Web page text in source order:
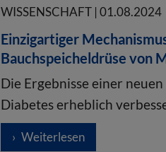
WISSENSCHAFT | 01.08.2024
Einzigartiger
Bauchspeicheldrüse von
Die Ergebnisse einer
Diabetes erheblich
Weiterlesen